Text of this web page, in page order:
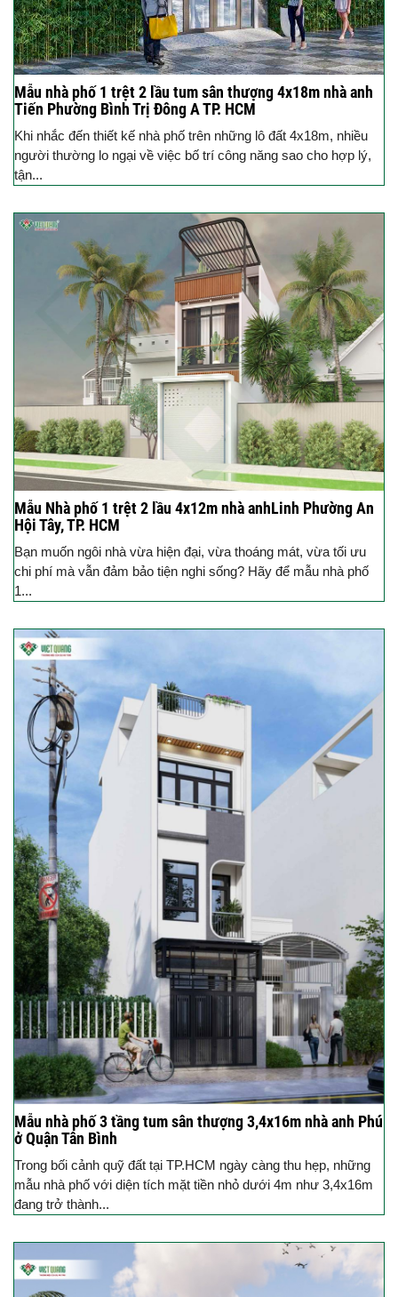
Mẫu nhà phố 1 trệt 2 lầu tum sân thượng 4x18m nhà anh
Tiến Phường Bình Trị Đông A TP. HCM
Khi nhắc đến thiết kế nhà phố trên những lô đất 4x18m, nhiều
người thường lo ngại về việc bố trí công năng sao cho hợp lý,
tận...
Mẫu Nhà phố 1 trệt 2 lầu 4x12m nhà anhLinh Phường An
Hội Tây, TP. HCM
Bạn muốn ngôi nhà vừa hiện đại, vừa thoáng mát, vừa tối ưu
chi phí mà vẫn đảm bảo tiện nghi sống? Hãy để mẫu nhà phố
1...
Mẫu nhà phố 3 tầng tum sân thượng 3,4x16m nhà anh Phú
ở Quận Tân Bình
Trong bối cảnh quỹ đất tại TP.HCM ngày càng thu hẹp, những
mẫu nhà phố với diện tích mặt tiền nhỏ dưới 4m như 3,4x16m
đang trở thành...